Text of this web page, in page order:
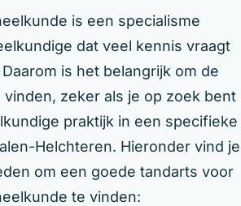
is een specialisme
dat veel kennis vraagt
is het belangrijk om de
zeker als je op zoek bent
praktijk in een specifieke
Helchteren. Hieronder vind je
om een goede tandarts voor
te vinden: